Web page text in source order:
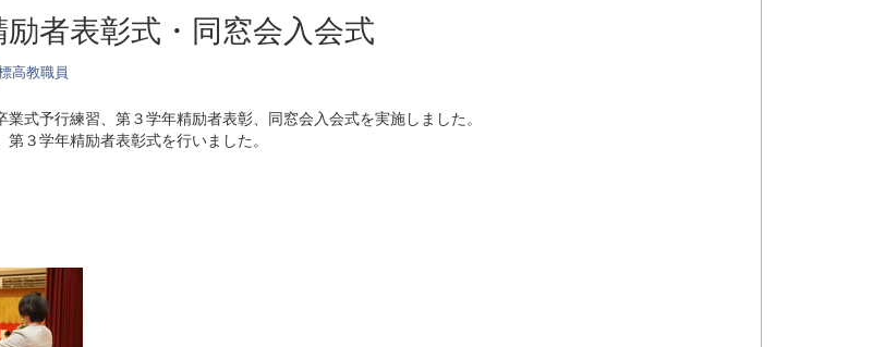
者表彰式・同窓会入会式
高教職員
業式予行練習、第３学年精励者表彰、同窓会入会式を実施しました。
３学年精励者表彰式を行いました。